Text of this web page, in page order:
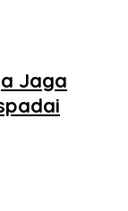
Jaga